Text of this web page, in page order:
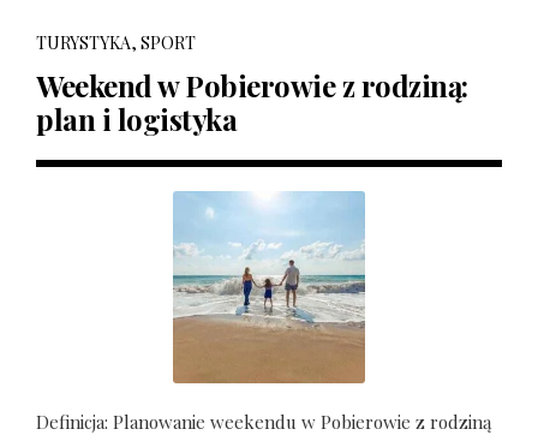
TURYSTYKA, SPORT
Weekend w Pobierowie z rodziną:
plan i logistyka
Definicja: Planowanie weekendu w Pobierowie z rodziną